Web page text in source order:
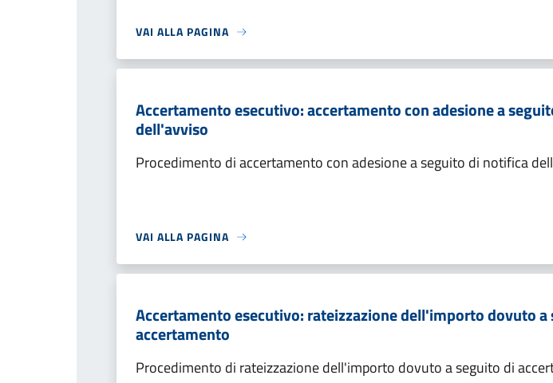
VAI ALLA PAGINA
Accertamento esecutivo: accertamento con adesione a
dell'avviso
Procedimento di accertamento con adesione a seguito di notifica
VAI ALLA PAGINA
Accertamento esecutivo: rateizzazione dell'importo dovuto a
accertamento
Procedimento di rateizzazione dell'importo dovuto a seguito di